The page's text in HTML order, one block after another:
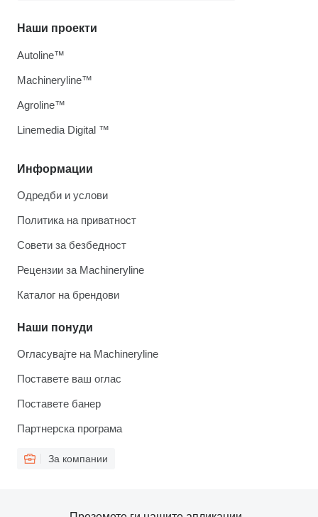
Информации
Одредби и услови
Политика на приватност
Совети за безбедност
Рецензии за Machineryline
Каталог на брендови
Наши понуди
Огласувајте на Machineryline
Поставете ваш оглас
Поставете банер
Партнерска програма
За компании
Наши проекти
Autoline™
Machineryline™
Agroline™
Linemedia Digital ™